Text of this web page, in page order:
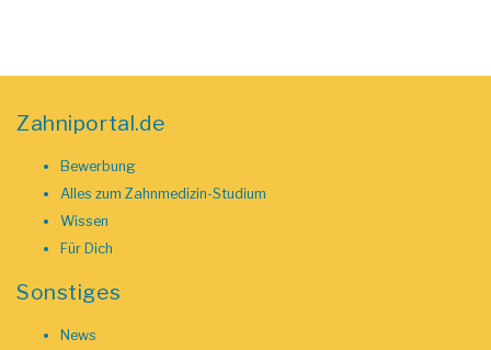
Zahniportal.de
Bewerbung
Alles zum Zahnmedizin-Studium
Wissen
Für Dich
Sonstiges
News